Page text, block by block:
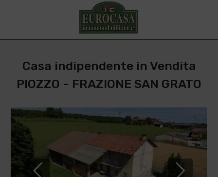
Casa indipendente in Vendita
PIOZZO - FRAZIONE SAN GRATO